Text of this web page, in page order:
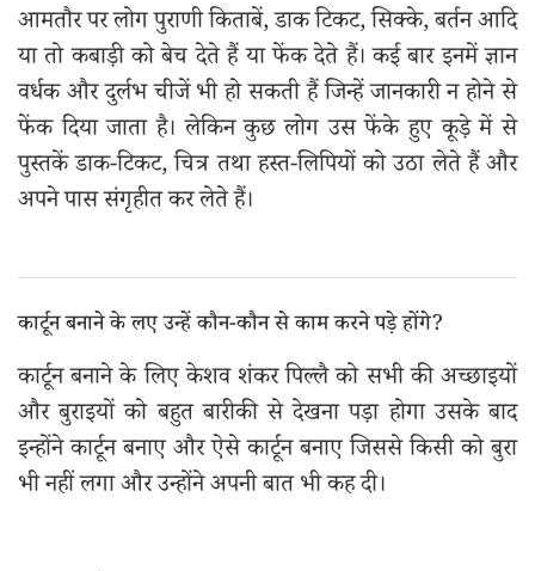
आमतौर पर लोग पुराणी किताबें, डाक टिकट, सिक्के, बर्तन आदि
या तो कबाड़ी को बेच देते हैं या फेंक देते हैं। कई बार इनमें ज्ञान
वर्धक और दुर्लभ चीजें भी हो सकती हैं जिन्हें जानकारी न होने से
फेंक दिया जाता है। लेकिन कुछ लोग उस फेंके हुए कूड़े में से
पुस्तकें डाक-टिकट, चित्र तथा हस्त-लिपियों को उठा लेते हैं और
अपने पास संगृहीत कर लेते हैं।
कार्टून बनाने के लए उन्हें कौन-कौन से काम करने पड़े होंगे?
कार्टून बनाने के लिए केशव शंकर पिल्लै को सभी की अच्छाइयों
और बुराइयों को बहुत बारीकी से देखना पड़ा होगा उसके बाद
इन्होंने कार्टून बनाए और ऐसे कार्टून बनाए जिससे किसी को बुरा
भी नहीं लगा और उन्होंने अपनी बात भी कह दी।